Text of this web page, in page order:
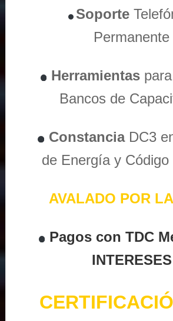
Soporte
Permanente
Herramientas
Bancos de
ConstanciaDC3
de Energía y Código
AVALADO POR
Pagos con TDC
INTERESES